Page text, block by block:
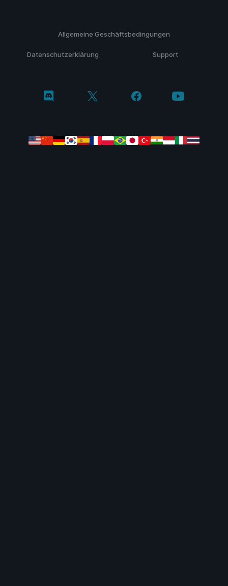
Allgemeine Geschäftsbedingungen
Datenschutzerklärung Support